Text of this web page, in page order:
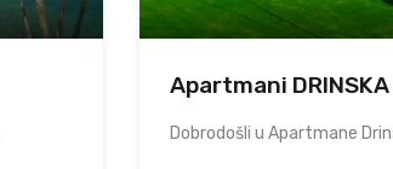
Apartmani DRINSKA
Dobrodošli u Apartmane